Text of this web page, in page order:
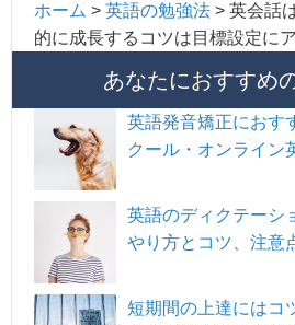
ホーム > 英語の勉強法 > 英会話
的に成長するコツは目標設定に
あなたにおすすめ
英語発音矯正におす
クール・オンライン
英語のディクテーシ
やり方とコツ、注意
短期間の上達にはコ